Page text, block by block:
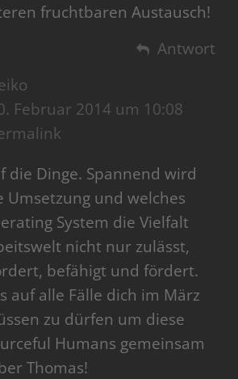
fruchtbaren Austausch!
Antwort
Februar 2014 um 10:08
die Dinge. Spannend wird
Umsetzung und welches
System die Vielfalt
nicht nur zulässt,
befähigt und fördert.
auf alle Fälle dich im März
zu dürfen um diese
Humans gemeinsam
Thomas!